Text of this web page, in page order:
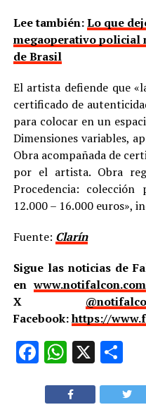
Lee también:Lo que
megaoperativo policial
de Brasil
El artista defiende que
certificado de
para colocar en un
Dimensiones variables,
Obra acompañada de
por el artista. Obra
Procedencia: colección
12.000 – 16.000 euros»,
Fuente: Clarín
Sigue las noticias de
enwww.notifalcon.com
X
Facebook:https://
Facebook
X